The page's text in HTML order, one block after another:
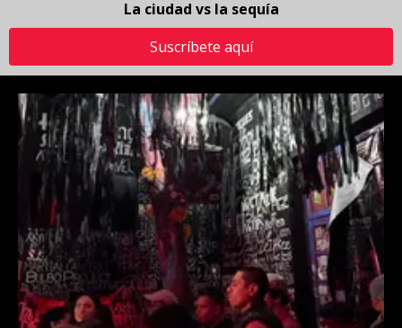
La ciudad vs la sequía
Suscríbete aquí